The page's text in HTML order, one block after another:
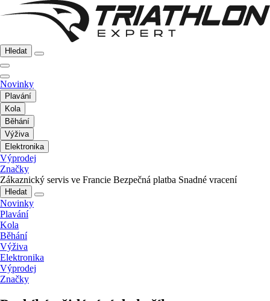
Hledat
Novinky
Plavání
Kola
Běhání
Výživa
Elektronika
Výprodej
Značky
Zákaznický servis ve Francie Bezpečná platba Snadné vracení
Hledat
Novinky
Plavání
Kola
Běhání
Výživa
Elektronika
Výprodej
Značky